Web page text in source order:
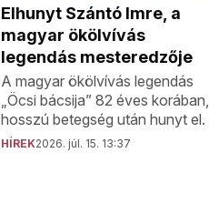
Elhunyt Szántó Imre, a
magyar ökölvívás
legendás mesteredzője
A magyar ökölvívás legendás
„Öcsi bácsija” 82 éves korában,
hosszú betegség után hunyt el.
HÍREK2026. júl. 15. 13:37